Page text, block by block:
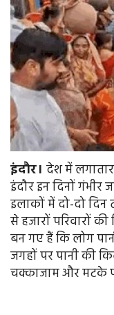
इंदौर। देश में
इंदौर इन दिनों
इलाकों में दो-दो दिन
से हजारों परिवारों की
बन गए हैं कि लोग
जगहों पर पानी की
चक्काजाम और मटके